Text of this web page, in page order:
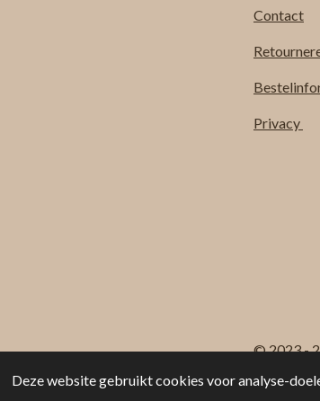
Deze website gebruikt cookies voor analyse-
Contact
Privacy
© 2023 -